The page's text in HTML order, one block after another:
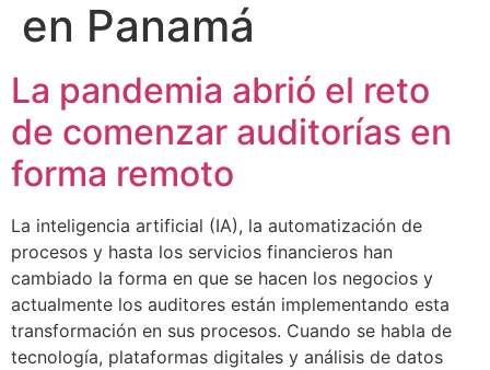
en Panamá
La pandemia abrió el reto
de comenzar auditorías en
forma remoto
La inteligencia artificial (IA), la automatización de
procesos y hasta los servicios financieros han
cambiado la forma en que se hacen los negocios y
actualmente los auditores están implementando esta
transformación en sus procesos. Cuando se habla de
tecnología, plataformas digitales y análisis de datos